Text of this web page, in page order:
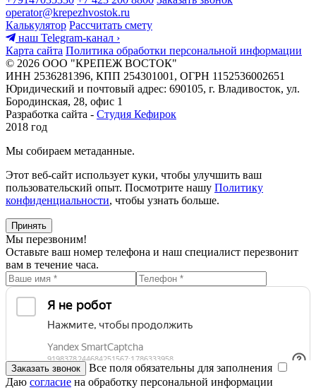
operator@krepezhvostok.ru
Калькулятор Рассчитать смету
наш Telegram-канал ›
Карта сайта Политика обработки персональной информации
© 2026 ООО "КРЕПЕЖ ВОСТОК"
ИНН 2536281396, КПП 254301001, ОГРН 1152536002651
Юридический и почтовый адрес: 690105, г. Владивосток, ул.
Бородинская, 28, офис 1
Разработка сайта - Студия Кефирок
2018 год
Мы собираем метаданные.
Этот веб-сайт использует куки, чтобы улучшить ваш
пользовательский опыт. Посмотрите нашу Политику
конфиденциальности, чтобы узнать больше.
Принять
Мы перезвоним!
Оставьте ваш номер телефона и наш специалист перезвонит
вам в течение часа.
Все поля обязательны для заполнения
Даю согласие на обработку персональной информации